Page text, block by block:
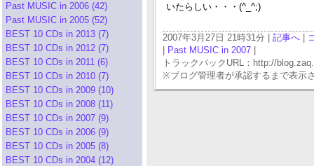
Past MUSIC in 2006 (42)
Past MUSIC in 2005 (52)
BEST 10 CDs in 2013 (7)
BEST 10 CDs in 2012 (7)
BEST 10 CDs in 2011 (6)
BEST 10 CDs in 2010 (7)
BEST 10 CDs in 2009 (10)
BEST 10 CDs in 2008 (11)
BEST 10 CDs in 2007 (9)
BEST 10 CDs in 2006 (9)
BEST 10 CDs in 2005 (8)
BEST 10 CDs in 2004 (12)
いたらしい・・・(^_^;)
2007年3月27日 21時31分 | 記事へ
Past MUSIC in 2007
トラックバックURL：http://
※ブログ管理者が承認するまで表示